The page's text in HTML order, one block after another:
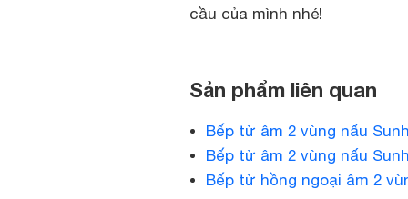
cầu của mình nhé!
Sản phẩm liên quan
Bếp từ âm 2 vùng nấu
Bếp từ âm 2 vùng nấu
Bếp từ hồng ngoại âm 2